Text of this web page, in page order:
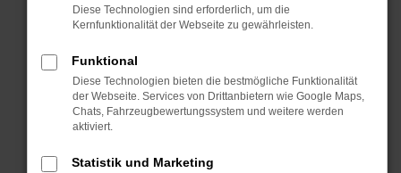
können das Laden bestimmter Seiten
verhindern. Funktioniert die Seite in einem
Fenster?
Starte dein Gerät neu.
Das kann manchmal helfen, vorübergehende
Probleme zu beheben.
Stelle sicher, dass dein Browser und dein
Diese Technologien sind erforderlich, um die
Kernfunktionalität der Webseite zu gewährleisten.
Funktional
Diese Technologien bieten die bestmögliche Funktionalität
der Webseite. Services von Drittanbietern wie Google Maps,
Chats, Fahrzeugbewertungssystem und weitere werden
aktiviert.
Statistik und Marketing